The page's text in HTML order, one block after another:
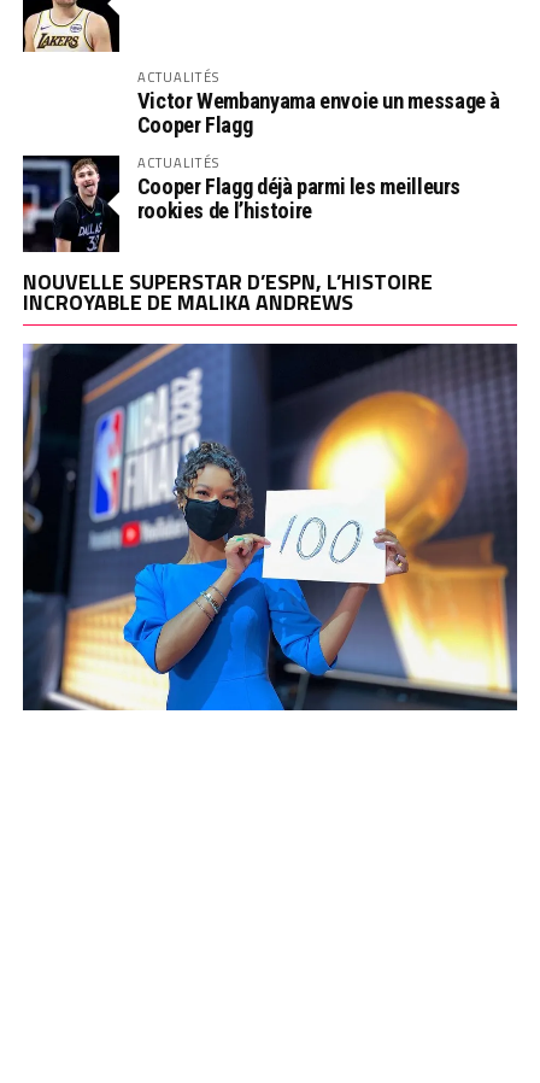
ACTUALITÉS
Victor Wembanyama envoie un message à
Cooper Flagg
ACTUALITÉS
Cooper Flagg déjà parmi les meilleurs
rookies de l’histoire
NOUVELLE SUPERSTAR D’ESPN, L’HISTOIRE
INCROYABLE DE MALIKA ANDREWS